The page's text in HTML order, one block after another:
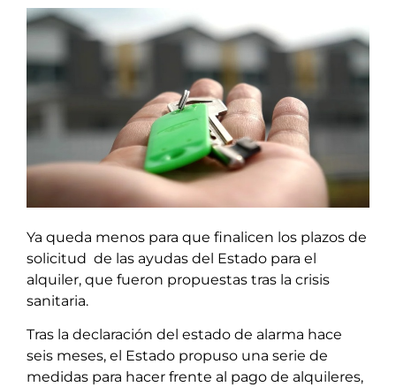
Ya queda menos para que finalicen los plazos de
solicitud de las ayudas del Estado para el
alquiler, que fueron propuestas tras la crisis
sanitaria.
Tras la declaración del estado de alarma hace
seis meses, el Estado propuso una serie de
medidas para hacer frente al pago de alquileres,